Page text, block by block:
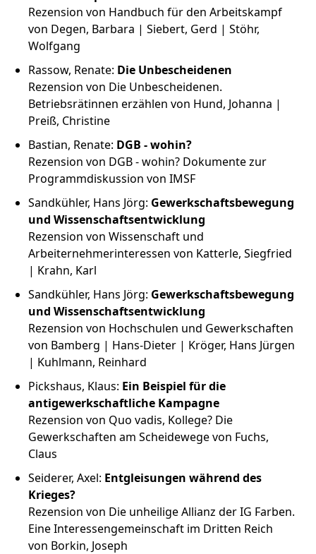
Rezension von Handbuch für den Arbeitskampf
von Degen, Barbara | Siebert, Gerd | Stöhr,
Wolfgang
Rassow, Renate: Die Unbescheidenen
Rezension von Die Unbescheidenen.
Betriebsrätinnen erzählen von Hund, Johanna |
Preiß, Christine
Bastian, Renate: DGB - wohin?
Rezension von DGB - wohin? Dokumente zur
Programmdiskussion von IMSF
Sandkühler, Hans Jörg: Gewerkschaftsbewegung
und Wissenschaftsentwicklung
Rezension von Wissenschaft und
Arbeiternehmerinteressen von Katterle, Siegfried
| Krahn, Karl
Sandkühler, Hans Jörg: Gewerkschaftsbewegung
und Wissenschaftsentwicklung
Rezension von Hochschulen und Gewerkschaften
von Bamberg | Hans-Dieter | Kröger, Hans Jürgen
| Kuhlmann, Reinhard
Pickshaus, Klaus: Ein Beispiel für die
antigewerkschaftliche Kampagne
Rezension von Quo vadis, Kollege? Die
Gewerkschaften am Scheidewege von Fuchs,
Claus
Seiderer, Axel: Entgleisungen während des
Krieges?
Rezension von Die unheilige Allianz der IG Farben.
Eine Interessengemeinschaft im Dritten Reich
von Borkin, Joseph